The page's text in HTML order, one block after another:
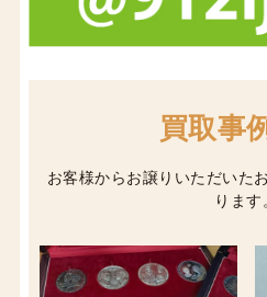
買取事
お客様からお譲りいただいた
ります